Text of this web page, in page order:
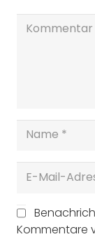
Kommentare